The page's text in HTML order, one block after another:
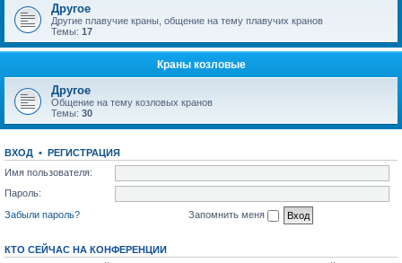
Другое
Другие плавучие краны, общение на тему плавучих кранов
Темы: 17
Краны козловые
Другое
Общение на тему козловых кранов
Темы: 30
ВХОД • РЕГИСТРАЦИЯ
Имя пользователя:
Пароль:
Забыли пароль?
Запомнить меня
КТО СЕЙЧАС НА КОНФЕРЕНЦИИ